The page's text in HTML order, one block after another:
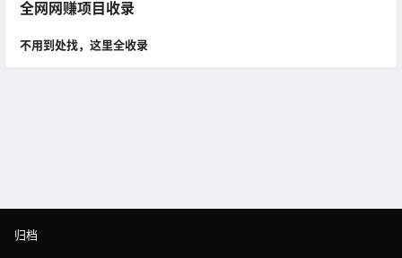
全网网赚项目收录
不用到处找，这里全收录
归档